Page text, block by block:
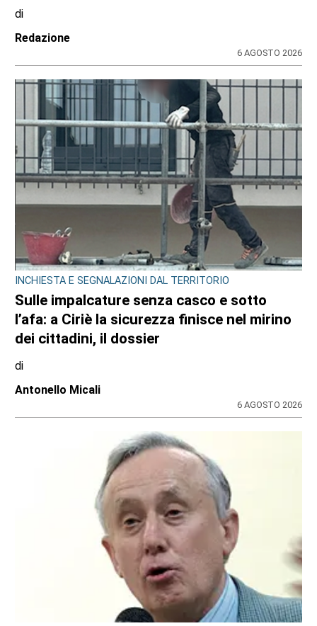
di
Redazione
6 AGOSTO 2026
INCHIESTA E SEGNALAZIONI DAL TERRITORIO
Sulle impalcature senza casco e sotto
l’afa: a Ciriè la sicurezza finisce nel mirino
dei cittadini, il dossier
di
Antonello Micali
6 AGOSTO 2026